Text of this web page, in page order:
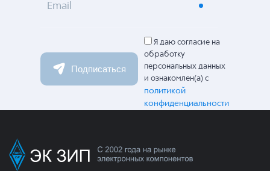
Email
Подписаться
Я даю согласие на
обработку
персональных данных
и ознакомлен(а) с
политикой
конфиденциальности